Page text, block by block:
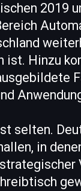
2019
Hinzu
selten.
in